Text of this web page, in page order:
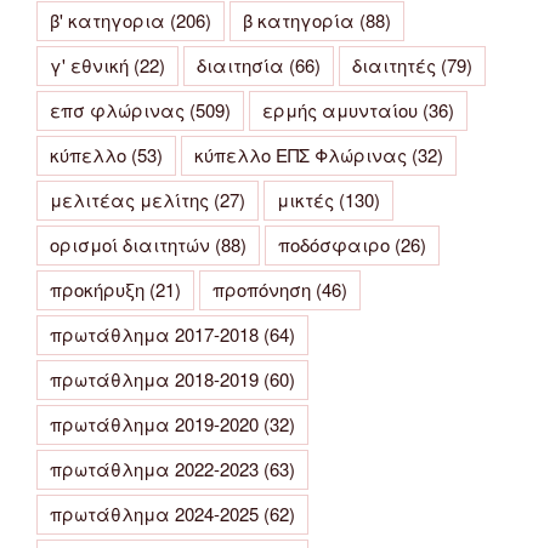
β' κατηγορια (206) β κατηγορία (88)
γ' εθνική (22) διαιτησία (66) διαιτητές (79)
επσ φλώρινας (509) ερμής αμυνταίου (36)
κύπελλο (53) κύπελλο ΕΠΣ Φλώρινας (32)
μελιτέας μελίτης (27) μικτές (130)
ορισμοί διαιτητών (88) ποδόσφαιρο (26)
προκήρυξη (21) προπόνηση (46)
πρωτάθλημα 2017-2018 (64)
πρωτάθλημα 2018-2019 (60)
πρωτάθλημα 2019-2020 (32)
πρωτάθλημα 2022-2023 (63)
πρωτάθλημα 2024-2025 (62)